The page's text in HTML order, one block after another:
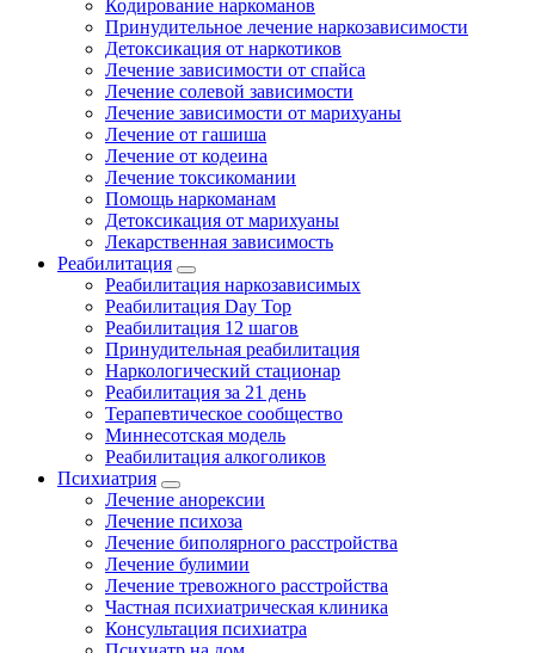
Кодирование наркоманов
Принудительное лечение наркозависимости
Детоксикация от наркотиков
Лечение зависимости от спайса
Лечение солевой зависимости
Лечение зависимости от марихуаны
Лечение от гашиша
Лечение от кодеина
Лечение токсикомании
Помощь наркоманам
Детоксикация от марихуаны
Лекарственная зависимость
Реабилитация
Реабилитация наркозависимых
Реабилитация Day Top
Реабилитация 12 шагов
Принудительная реабилитация
Наркологический стационар
Реабилитация за 21 день
Терапевтическое сообщество
Миннесотская модель
Реабилитация алкоголиков
Психиатрия
Лечение анорексии
Лечение психоза
Лечение биполярного расстройства
Лечение булимии
Лечение тревожного расстройства
Частная психиатрическая клиника
Консультация психиатра